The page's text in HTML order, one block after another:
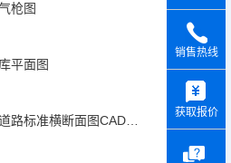
枪图
平面图
道路设计CAD图纸之道路标准横断面图CAD图纸
销售热线
获取报价